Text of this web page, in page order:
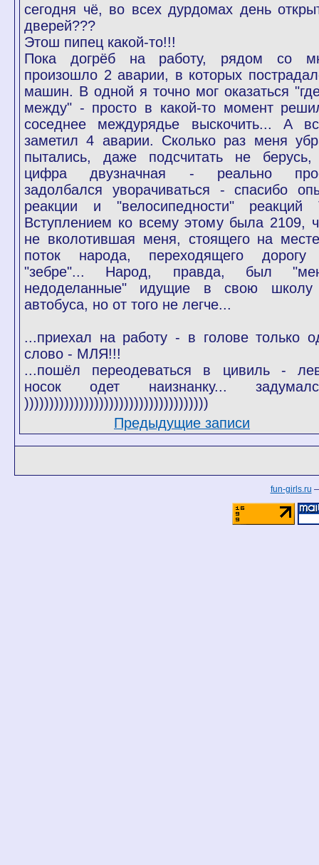
сегодня чё, во всех дурдомах день
дверей???
Этош пипец какой-то!!!
Пока догрёб на работу, рядом со
произошло 2 аварии, в которых
машин. В одной я точно мог оказаться
между" - просто в какой-то момент
соседнее междурядье выскочить... А
заметил 4 аварии. Сколько раз меня
пытались, даже подсчитать не
цифра двузначная - реально
задолбался уворачиваться - спасибо
реакции и "велосипедности" реакций
Вступлением ко всему этому была 2109,
не вколотившая меня, стоящего на
поток народа, переходящего
"зебре"... Народ, правда, был
недоделанные" идущие в свою школу
автобуса, но от того не легче...
...приехал на работу - в голове только
слово - МЛЯ!!!
...пошёл переодеваться в цивиль -
носок одет наизнанку...
)))))))))))))))))))))))))))))))))))))
Предыдущие записи
fun-girls.ru